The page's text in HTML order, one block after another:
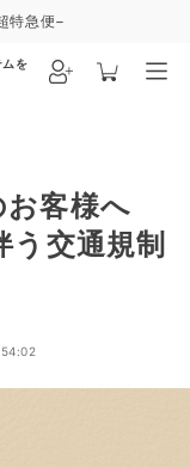
特急便−
ムを
お客様へ
う交通規制